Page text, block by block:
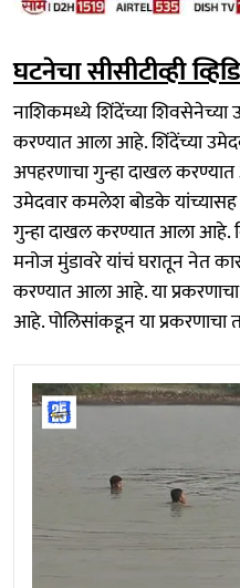
घटनेचा सीसीटीव्ही
नाशिकमध्ये शिंदेंच्या शिवसेनेच्या
करण्यात आला आहे. शिंदेंच्या
अपहरणाचा गुन्हा दाखल
उमेदवार कमलेश बोडके यांच्यासह
गुन्हा दाखल करण्यात आला आहे.
मनोज मुंडावरे यांचं घरातून नेत
करण्यात आला आहे. या
आहे. पोलिसांकडून या